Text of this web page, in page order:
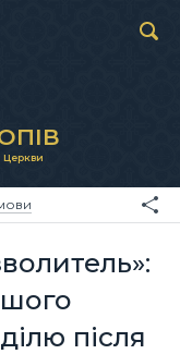
Церкви
після